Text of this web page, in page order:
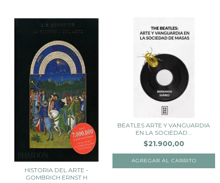
HISTORIA DEL ARTE -
GOMBRICH ERNST H
BEATLES ARTE Y VANGUARDIA
EN LA SOCIEDAD...
$21.900,00